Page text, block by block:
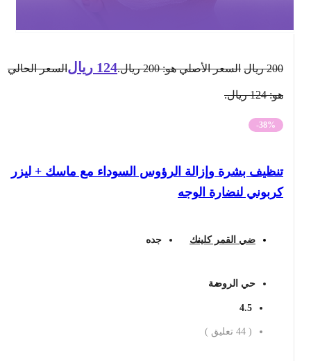
ريال السعر الأصلي هو: 200 ريال. 124 ريال السعر الحالي
-38%
تنظيف بشرة وإزالة الرؤوس السوداء مع ماسك + ليزر
كربوني لنضارة الوجه
ضي القمر كلينك جده
حي الروضة
4.5
44 تعليق )